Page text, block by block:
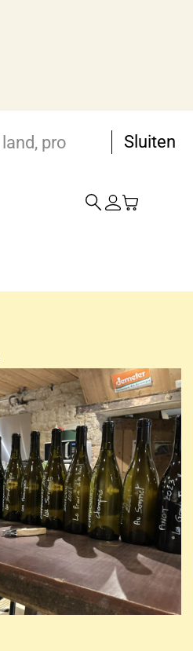
Sluiten